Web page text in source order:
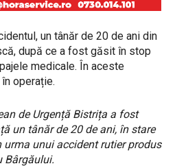
un tânăr de 20 de ani din
după ce a fost găsit în stop
medicale. În aceste
operație.
de Urgență Bistrița a fost
un tânăr de 20 de ani, în stare
unui accident rutier produs
Bârgăului.